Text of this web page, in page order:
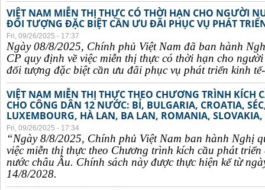
VIỆT NAM MIỄN THỊ THỰC CÓ THỜI HẠN CHO NGƯỜI
ĐỐI TƯỢNG ĐẶC BIỆT CẦN ƯU ĐÃI PHỤC VỤ PHÁT
Fri, 09/26/2025 - 17:37
Ngày 08/8/2025, Chính phủ Việt Nam đã ban hành
CP quy định về việc miễn thị thực có thời hạn cho
đối tượng đặc biệt cần ưu đãi phục vụ phát triển kinh
VIỆT NAM MIỄN THỊ THỰC THEO CHƯƠNG TRÌNH KÍCH
CHO CÔNG DÂN 12 NƯỚC: BỈ, BULGARIA, CROATIA,
LUXEMBOURG, HÀ LAN, BA LAN, ROMANIA, SLOVAKIA,
Fri, 09/26/2025 - 17:34
“Ngày 8/8/2025, Chính phủ Việt Nam ban hành Nghị
việc miễn thị thực theo Chương trình kích cầu phát
nước châu Âu. Chính sách này được thực hiện kể từ
14/8/2028.